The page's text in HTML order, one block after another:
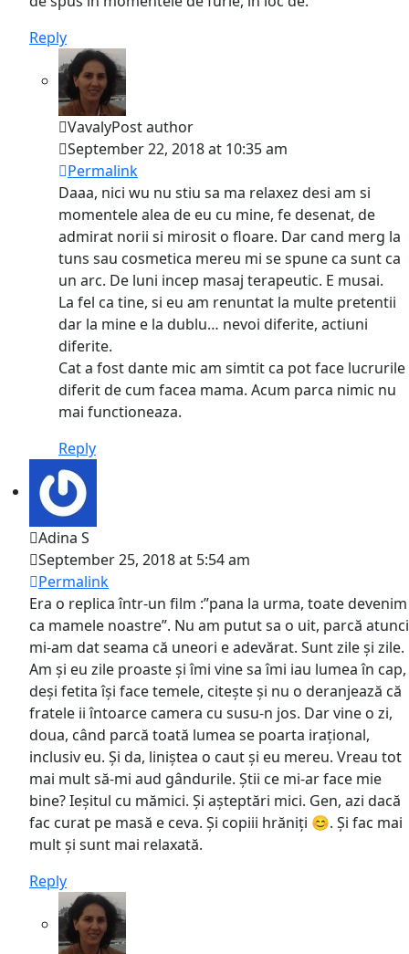
Reply
VavalyPost author
September 22, 2018 at 10:35 am
Permalink
Daaa, nici wu nu stiu sa ma relaxez desi am si
momentele alea de eu cu mine, fe desenat, de
admirat norii si mirosit o floare. Dar cand merg la
tuns sau cosmetica mereu mi se spune ca sunt ca
un arc. De luni incep masaj terapeutic. E musai.
La fel ca tine, si eu am renuntat la multe pretentii
dar la mine e la dublu… nevoi diferite, actiuni
diferite.
Cat a fost dante mic am simtit ca pot face lucrurile
diferit de cum facea mama. Acum parca nimic nu
mai functioneaza.
Reply
Adina S
September 25, 2018 at 5:54 am
Permalink
Era o replica într-un film :”pana la urma, toate devenim
ca mamele noastre”. Nu am putut sa o uit, parcă atunci
mi-am dat seama că uneori e adevărat. Sunt zile și zile.
Am și eu zile proaste și îmi vine sa îmi iau lumea în cap,
deși fetita își face temele, citește și nu o deranjează că
fratele ii întoarce camera cu susu-n jos. Dar vine o zi,
doua, când parcă toată lumea se poarta irațional,
inclusiv eu. Și da, liniștea o caut și eu mereu. Vreau tot
mai mult să-mi aud gândurile. Știi ce mi-ar face mie
bine? Ieșitul cu mămici. Și așteptări mici. Gen, azi dacă
fac curat pe masă e ceva. Și copiii hrăniți 😊. Și fac mai
mult și sunt mai relaxată.
Reply